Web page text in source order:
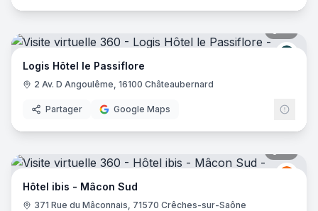
Logis Hôtel le Passiflore
2 Av. D Angoulême, 16100 Châteaubernard
Partager Google Maps
Ibis
Hôtel ibis - Mâcon Sud
371 Rue du Mâconnais, 71570 Crêches-sur-Saône